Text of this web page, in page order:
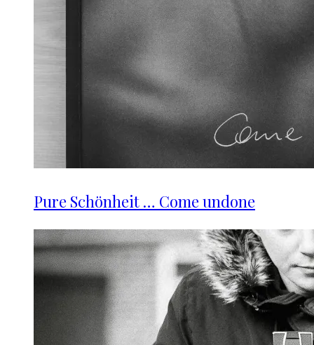
Pure Schönheit … Come undone